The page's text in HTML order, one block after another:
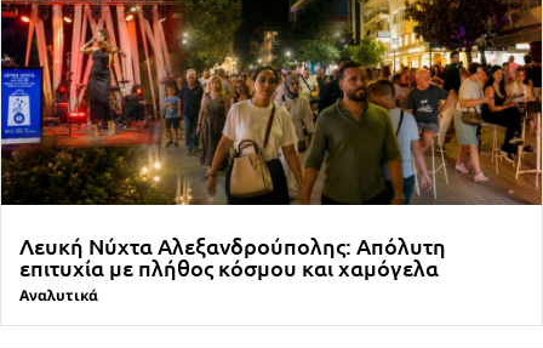
Λευκή Νύχτα Αλεξανδρούπολης: Απόλυτη
επιτυχία με πλήθος κόσμου και χαμόγελα
Αναλυτικά